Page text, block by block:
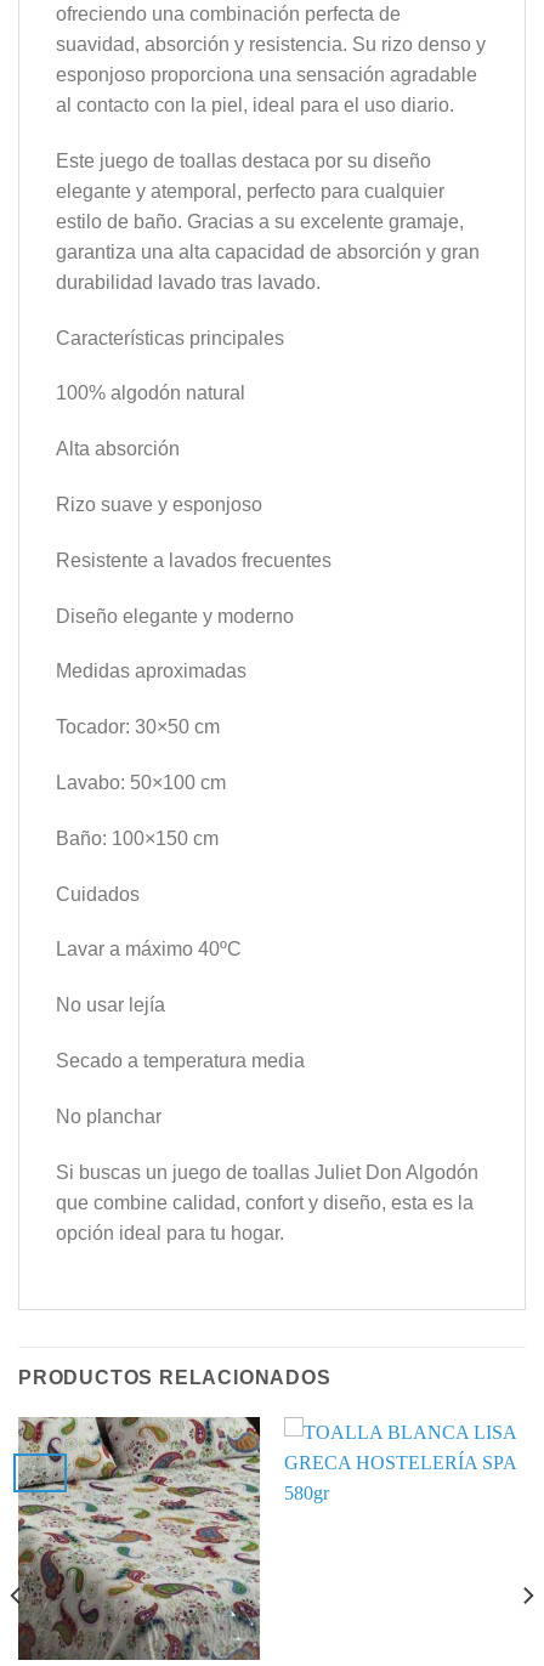
ofreciendo una combinación perfecta de
suavidad, absorción y resistencia. Su rizo denso y
esponjoso proporciona una sensación agradable
al contacto con la piel, ideal para el uso diario.
Este juego de toallas destaca por su diseño
elegante y atemporal, perfecto para cualquier
estilo de baño. Gracias a su excelente gramaje,
garantiza una alta capacidad de absorción y gran
durabilidad lavado tras lavado.
Características principales
100% algodón natural
Alta absorción
Rizo suave y esponjoso
Resistente a lavados frecuentes
Diseño elegante y moderno
Medidas aproximadas
Tocador: 30×50 cm
Lavabo: 50×100 cm
Baño: 100×150 cm
Cuidados
Lavar a máximo 40ºC
No usar lejía
Secado a temperatura media
No planchar
Si buscas un juego de toallas Juliet Don Algodón
que combine calidad, confort y diseño, esta es la
opción ideal para tu hogar.
PRODUCTOS RELACIONADOS